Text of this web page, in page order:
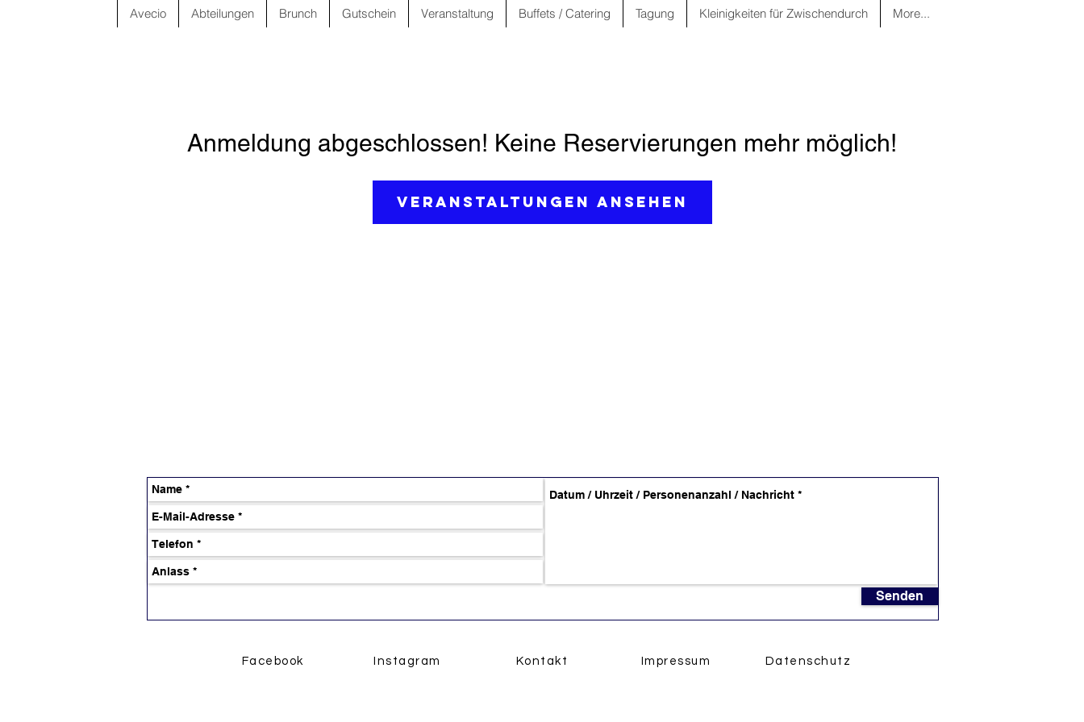
Avecio Abteilungen Brunch Gutschein Veranstaltung Buffets / Catering Tagung Kleinigkeiten für Zwischendurch More...
Anmeldung abgeschlossen! Keine Reservierungen mehr möglich!
Veranstaltungen ansehen
Senden
Facebook Instagram Kontakt Impressum Datenschutz